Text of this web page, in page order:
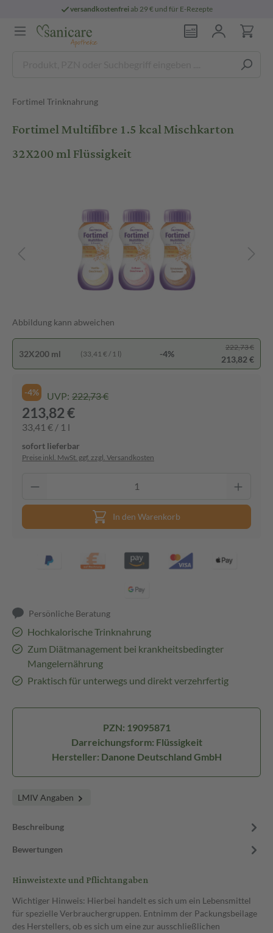
versandkostenfreiab 29 € und für E-Rezepte
Fortimel Trinknahrung
Fortimel Multifibre 1.5 kcal Mischkarton
32X200 ml Flüssigkeit
Abbildung kann abweichen
32X200 ml (33,41 € / 1 l) -4%
222,73 €
213,82 €
-4% UVP: 222,73 €
213,82 €
33,41 € / 1 l
sofort lieferbar
Preise inkl. MwSt. ggf. zzgl. Versandkosten
In den Warenkorb
Persönliche Beratung
Hochkalorische Trinknahrung
Zum Diätmanagement bei krankheitsbedingter
Mangelernährung
Praktisch für unterwegs und direkt verzehrfertig
PZN: 19095871
Darreichungsform: Flüssigkeit
Hersteller: Danone Deutschland GmbH
LMIV Angaben
Beschreibung
Bewertungen
Hinweistexte und Pflichtangaben
Wichtiger Hinweis: Hierbei handelt es sich um ein Lebensmittel
für spezielle Verbrauchergruppen. Entnimm der Packungsbeilage
des Herstellers, ob es sich um eine zur ausschließlichen